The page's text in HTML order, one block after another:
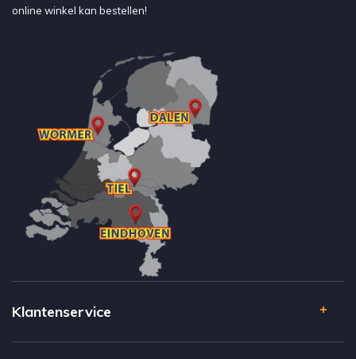
online winkel kan bestellen!
Klantenservice